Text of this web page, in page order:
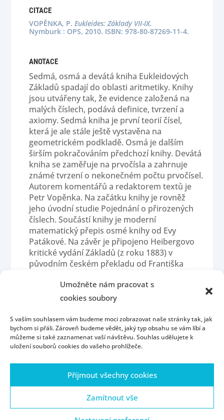
Umožněte nám pracovat s
cookies soubory
S vaším souhlasem vám budeme moci zobrazovat naše stránky tak, jak
bychom si přáli. Zároveň budeme vědět, jaký typ obsahu se vám líbí a
můžeme si také zaznamenat vaší návštěvu. Souhlas udělujete k
uložení souborů cookies do vašeho prohlížeče.
Přijmout všechny cookies
Zamítnout vše
CITACE
VOPĚNKA, P. Eukleides: Základy VII-IX.
Nymburk : OPS, 2010. ISBN: 978-80-87269-11-4.
ANOTACE
Sedmá, osmá a devátá kniha Eukleidových
Základů spadají do oblasti aritmetiky. Knihy
jsou utvářeny tak, že evidence založená na
malých číslech, podává definice, tvrzení a
axiomy. Sedmá kniha je první teorií čísel,
která je ale stále ještě vystavěna na
geometrickém podkladě. Osmá je dalším
širším pokračováním předchozí knihy. Devátá
kniha se zaměřuje na prvočísla a zahrnuje
známé tvrzení o nekonečném počtu prvočísel.
Autorem komentářů a redaktorem textů je
Petr Vopěnka. Na začátku knihy je rovněž
jeho úvodní studie Pojednání o přirozených
číslech. Součástí knihy je moderní
matematický přepis osmé knihy od Evy
Patákové. Na závěr je připojeno Heibergovo
kritické vydání Základů (z roku 1883) v
původním českém překladu od Františka
Úvod Kontakt
Konzultační hodiny
Přijímací řízení
Portál ZČU Webmail